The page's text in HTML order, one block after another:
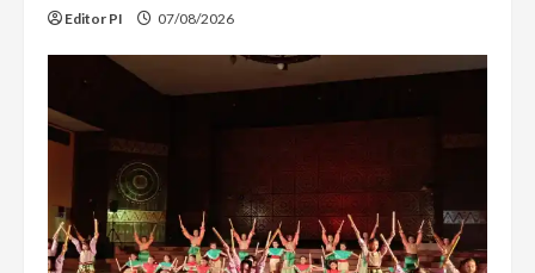
Editor PI 07/08/2026